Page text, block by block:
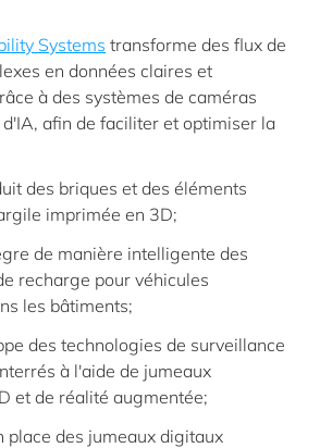
Systems transforme des flux de
en données claires et
à des systèmes de caméras
afin de faciliter et optimiser la
des briques et des éléments
imprimée en 3D;
de manière intelligente des
recharge pour véhicules
les bâtiments;
des technologies de surveillance
à l'aide de jumeaux
et de réalité augmentée;
place des jumeaux digitaux